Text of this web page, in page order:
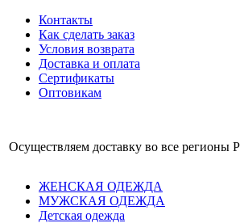
Контакты
Как сделать заказ
Условия возврата
Доставка и оплата
Сертификаты
Оптовикам
Осуществляем доставку во все регионы
ЖЕНСКАЯ ОДЕЖДА
МУЖСКАЯ ОДЕЖДА
Детская одежда